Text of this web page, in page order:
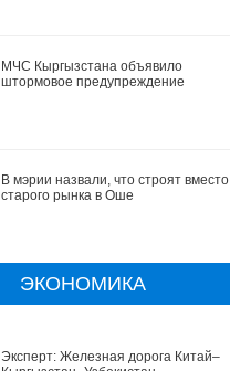
МЧС Кыргызстана объявило
штормовое предупреждение
В мэрии назвали, что строят вместо
старого рынка в Оше
ЭКОНОМИКА
Эксперт: Железная дорога Китай–